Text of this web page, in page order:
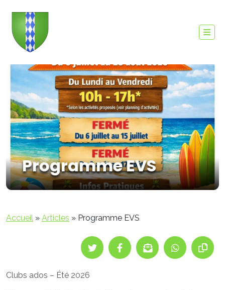
Programme EVS
Accueil » Articles » Programme EVS
Clubs ados – Été 2026